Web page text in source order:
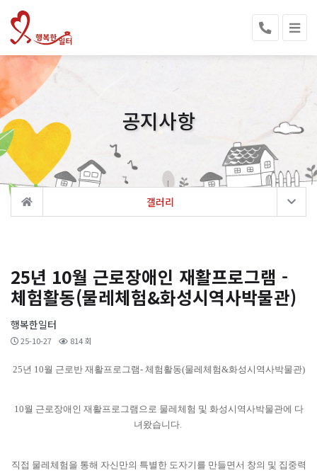
공지사항
갤러리
25년 10월 근로장애인 재활프로그램 -
체험활동(물레체험&화성시역사박물관)
행복한일터
25-10-27 814 회
25년 10월 근로반 재활프로그램- 체험활동(물레체험&화성시역사박물관)
10월 근로장애인 재활프로그램으로 물레체험 및 화성시역사박물관에 다
녀왔습니다.
직접 물레체험을 통해 자신만의 특별한 도자기를 만들면서 창의 및 집중력